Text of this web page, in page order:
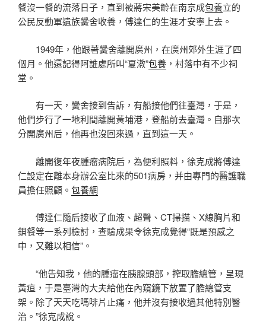
餐沒一餐的流落日子，直到被蔣宋美齡在南京成包養立的
公民反動軍遺族黌舍收養，傅達仁的生涯才安寧上去。
1949年，他跟著黌舍離開廣州，在廣州郊外生涯了四
個月。他還記得阿誰處所叫“夏漖”包養 ，村落中有不少祠
堂。
有一天，黌舍接到告訴，有船接他們往臺灣，于是，
他們步行了一地利間離開黃埔港，登船前去臺灣。自那次
分開廣州后，他再也沒回來過，直到這一天。
離開復年夜腫瘤病院后，為便利照料，徐克成將傅達
仁設定在離本身辦公室比來的501病房，并由專門的醫護職
員擔任照顧。 包養網
傅達仁隨后接收了血液、超聲、CT掃描、X線胸片和
鋇餐等一系列檢討，查驗成果令徐克成覺得“既是預感之
中，又難以相信”。
“他告知我，他的腫瘤在胰腺頭部，搾取膽總管，呈現
黃疸，于是臺灣的大夫給他在內窺鏡下放置了膽總管支
架。除了天天吃嗎啡片止痛，他并沒有接收過其他特別醫
治。”徐克成說。